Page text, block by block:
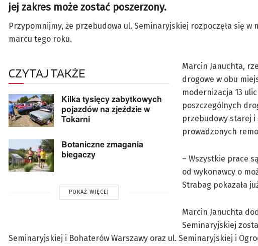
jej zakres może zostać poszerzony.
Przypomnijmy, że przebudowa ul. Seminaryjskiej rozpoczęła się
marcu tego roku.
CZYTAJ TAKŻE
Kilka tysięcy zabytkowych
pojazdów na zjeździe w
Tokarni
Botaniczne zmagania
biegaczy
POKAŻ WIĘCEJ
Marcin Januchta,
drogowe w obu
modernizacja 13
poszczególnych
przebudowy starej
prowadzonych
– Wszystkie prace
od wykonawcy o
Strabag pokazała
Marcin Januchta
Seminaryjskiej
Seminaryjskiej i Bohaterów Warszawy oraz ul. Seminaryjskiej i